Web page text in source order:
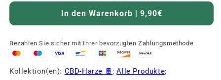
In den Warenkorb | 9,90€
Bezahlen Sie sicher mit Ihrer bevorzugten Zahlungsmethode
Kollektion(en): CBD-Harze 🍫 ;Alle Produkte;